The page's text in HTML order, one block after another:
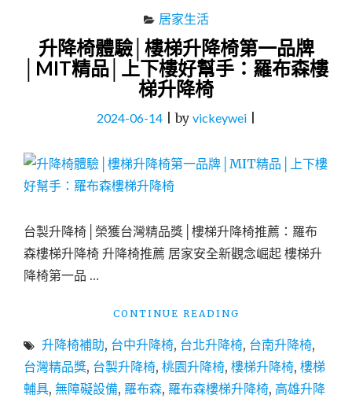
居家生活
升降椅體驗│樓梯升降椅第一品牌
│MIT精品│上下樓好幫手：羅布森樓
梯升降椅
2024-06-14|by vickeywei|
台製升降椅│榮獲台灣精品獎│樓梯升降椅推薦：羅布
森樓梯升降椅 升降椅推薦 居家安全新觀念崛起 樓梯升
降椅第一品 …
CONTINUE READING
椅
體
│
升降椅補助, 台中升降椅, 台北升降椅, 台南升降椅,
台灣精品獎, 台製升降椅, 桃園升降椅, 樓梯升降椅, 樓梯
輔具, 無障礙設備, 羅布森, 羅布森樓梯升降椅, 高雄升降